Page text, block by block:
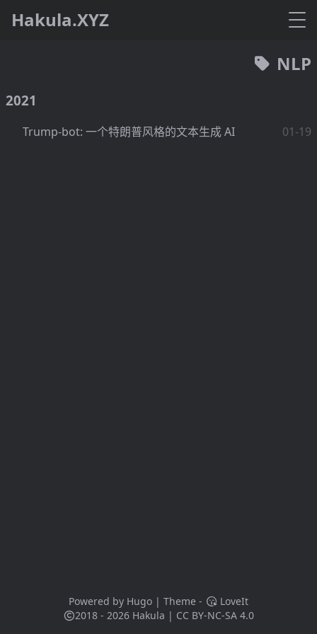
Hakula.XYZ
NLP
2021
Trump-bot: 一个特朗普风格的文本生成 AI 01-19
Powered by Hugo| Theme -
LoveIt
2018 - 2026 Hakula | CC BY-NC-SA 4.0